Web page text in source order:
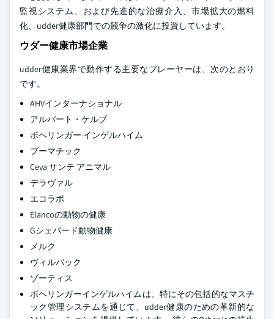
監視システム、および先進的な治療介入、市場拡大の燃料
化、udder健康部門での競争の激化に投資しています。
ウダー健康市場企業
udder健康業界で動作する主要なプレーヤーは、次のとおり
です。
AHVインターナショナル
アルバート・ケルブ
ボヘリンガー インゲルハイム
ブーマチック
Ceva サンテ アニマル
デラヴァル
エコラボ
Elancoの動物の健康
Gシェパード動物健康
メルク
ヴィルバック
ゾーティス
ボヘリンガーインゲルハイムは、特にその包括的なマスチ
ック管理システムを通じて、udder健康のための革新的な